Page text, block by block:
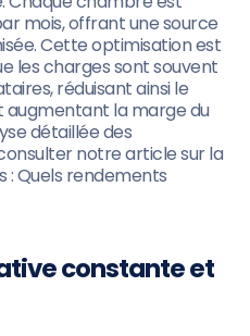
mois, offrant une source
Cette optimisation est
les charges sont souvent
réduisant ainsi le
la marge du
détaillée des
notre article sur la
: Quels rendements
constante et